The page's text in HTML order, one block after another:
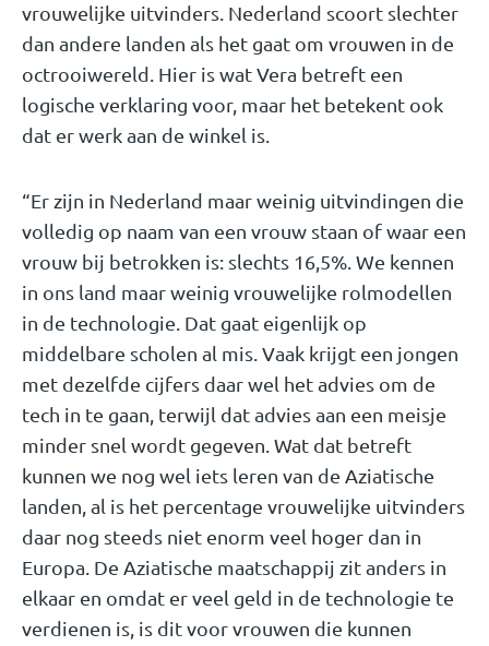
vrouwelijke uitvinders. Nederland scoort slechter
dan andere landen als het gaat om vrouwen in de
octrooiwereld. Hier is wat Vera betreft een
logische verklaring voor, maar het betekent ook
dat er werk aan de winkel is.
“Er zijn in Nederland maar weinig uitvindingen die
volledig op naam van een vrouw staan of waar een
vrouw bij betrokken is: slechts 16,5%. We kennen
in ons land maar weinig vrouwelijke rolmodellen
in de technologie. Dat gaat eigenlijk op
middelbare scholen al mis. Vaak krijgt een jongen
met dezelfde cijfers daar wel het advies om de
tech in te gaan, terwijl dat advies aan een meisje
minder snel wordt gegeven. Wat dat betreft
kunnen we nog wel iets leren van de Aziatische
landen, al is het percentage vrouwelijke uitvinders
daar nog steeds niet enorm veel hoger dan in
Europa. De Aziatische maatschappij zit anders in
elkaar en omdat er veel geld in de technologie te
verdienen is, is dit voor vrouwen die kunnen